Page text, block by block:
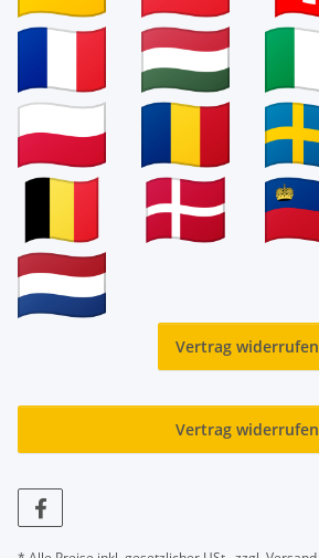
Vertrag widerrufen
Vertrag widerrufen